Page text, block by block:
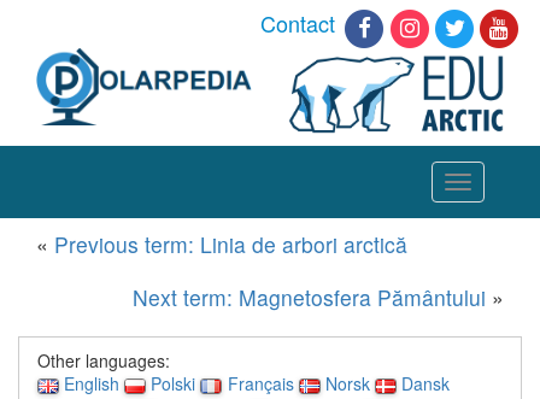
Contact
Toggle
navigation
« Previous term: Linia de arbori arctică
Next term: Magnetosfera Pământului »
Other languages:
English
Polski Français Norsk
Dansk